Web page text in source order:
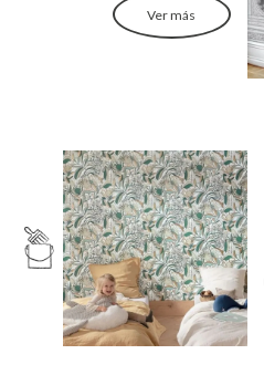
Ver más